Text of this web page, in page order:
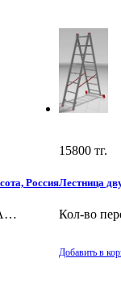
Россия
А…
15800 тг.
Лестница
Кол-во
Добавить в